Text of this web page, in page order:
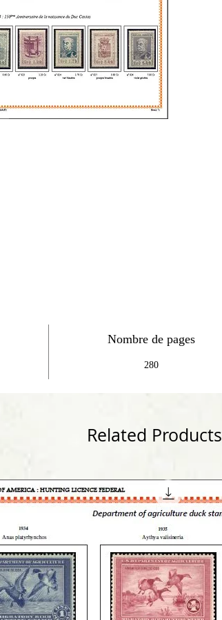
Nombre de pages
280
Related Products